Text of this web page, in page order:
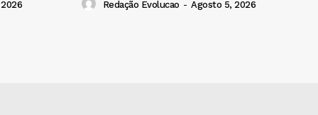
Redação Evolucao - Agosto 5, 2026